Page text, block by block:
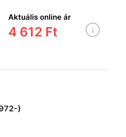
Aktuális online ár
4 612 Ft
)